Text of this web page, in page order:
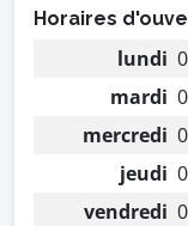
Horaires
lundi
mardi
mercredi
jeudi
vendredi